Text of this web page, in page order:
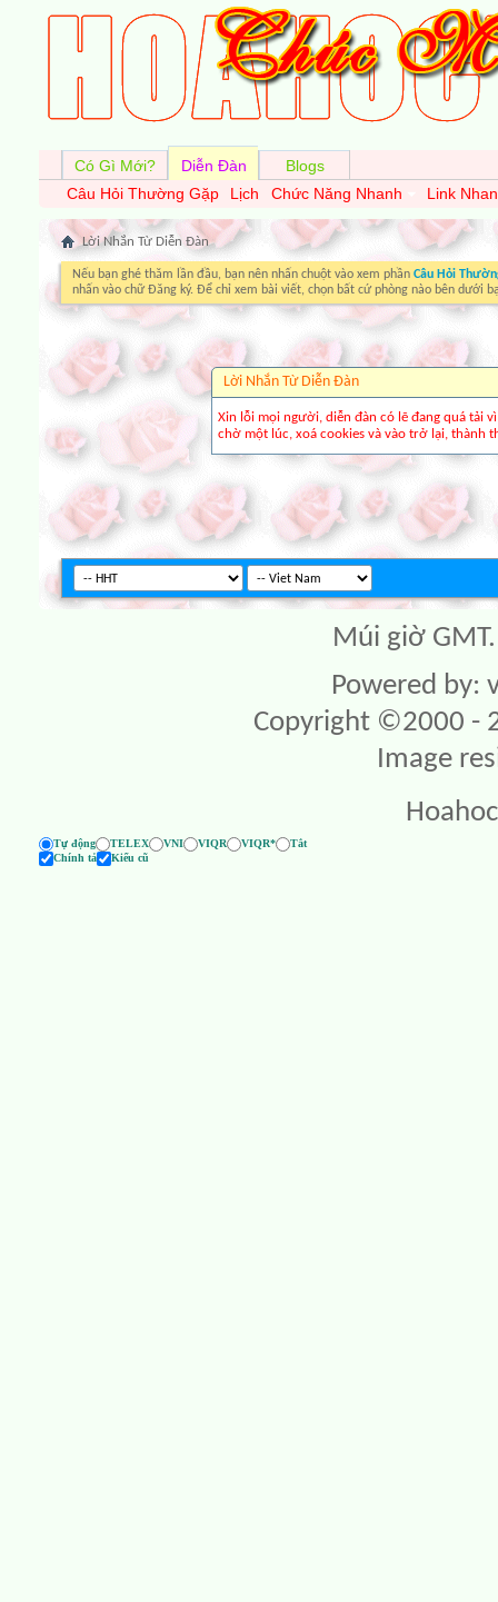
Có Gì Mới?
Diễn Đàn
Câu Hỏi Thường Gặp
Lịch Chức Năng Nhanh Link
Blogs
Lời Nhắn Từ Diễn Ðàn
Nếu bạn ghé thăm lần đầu, bạn nên nhấn chuột vào xem phần Câu Hỏi
nhấn vào chữ Đăng ký. Để chỉ xem bài viết, chọn bất cứ phòng nào bên dưới
Lời Nhắn Từ Diễn Ðàn
Xin lỗi mọi người, diễn đàn có lẽ đang quá tải
chờ một lúc, xoá cookies và vào trở lại, thành
Múi giờ
Powered by:
Copyright ©2000 -
Image
Tự động TELEX VNI VIQR VIQR*
Tắt
Chính tả
Kiểu cũ